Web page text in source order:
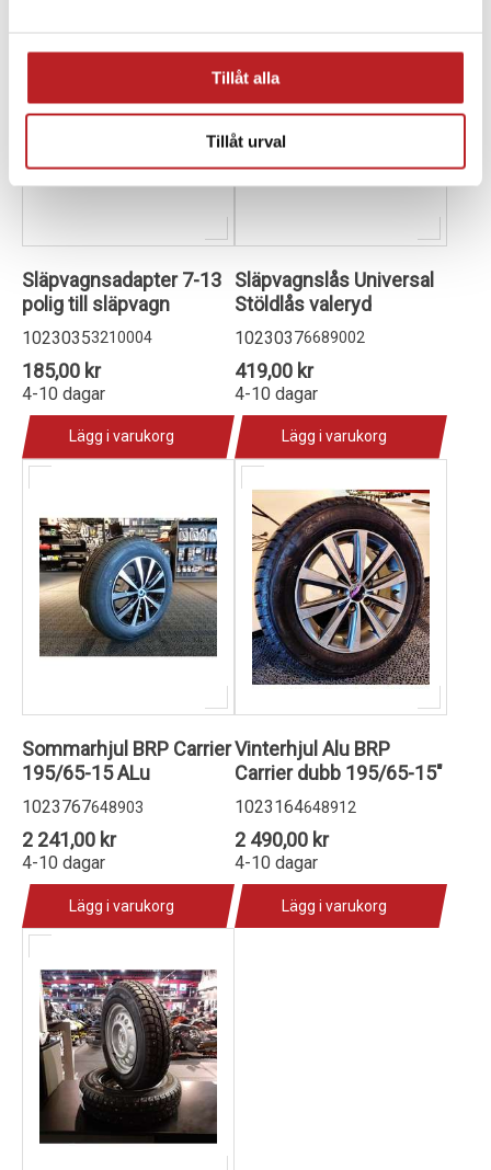
Tillåt alla
Tillåt urval
Släpvagnsadapter 7-13
polig till släpvagn
10230353210004
185,00 kr
4-10 dagar
Lägg i varukorg
Släpvagnslås Universal
Stöldlås valeryd
10230376689002
419,00 kr
4-10 dagar
Lägg i varukorg
Sommarhjul BRP Carrier
195/65-15 ALu
1023767648903
2 241,00 kr
4-10 dagar
Lägg i varukorg
Vinterhjul Alu BRP
Carrier dubb 195/65-15"
1023164648912
2 490,00 kr
4-10 dagar
Lägg i varukorg